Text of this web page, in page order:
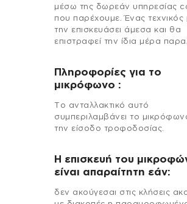
μέσω της δωρεάν υπηρεσίας
που παρέχουμε. Ένας τεχνικός
την επισκευάσει άμεσα και θα
επιστραφεί την ίδια μέρα
Πληροφορίες για το
μικρόφωνο :
Το ανταλλακτικό αυτό
συμπεριλαμβάνει το
την είσοδο τροφοδοσίας.
Η επισκευή του
είναι απαραίτητη εάν:
δεν ακούγεσαι στις κλήσεις